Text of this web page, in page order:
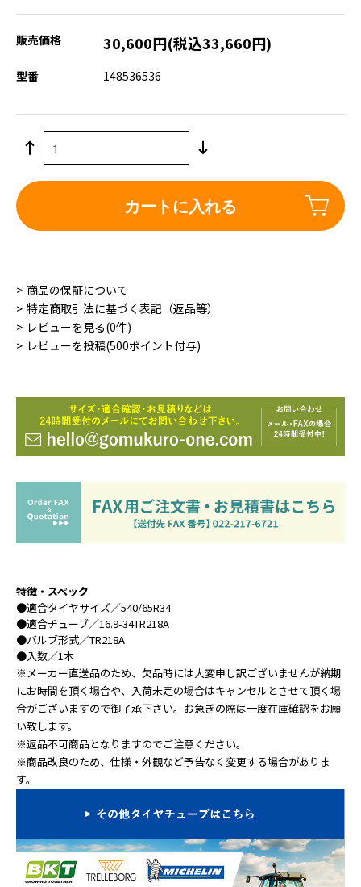
販売価格 30,600円(税込33,660円)
型番 148536536
カートに入れる
商品の保証について
特定商取引法に基づく表記（返品等）
レビューを見る(0件)
レビューを投稿(500ポイント付与)
特徴・スペック
●適合タイヤサイズ／540/65R34
●適合チューブ／16.9-34TR218A
●バルブ形式／TR218A
●入数／1本
※メーカー直送品のため、欠品時には大変申し訳ございませんが納期
にお時間を頂く場合や、入荷未定の場合はキャンセルとさせて頂く場
合がございますので御了承下さい。お急ぎの際は一度在庫確認をお願
い致します。
※返品不可商品となりますのでご注意ください。
※商品改良のため、仕様・外観など予告なく変更する場合がありま
す。